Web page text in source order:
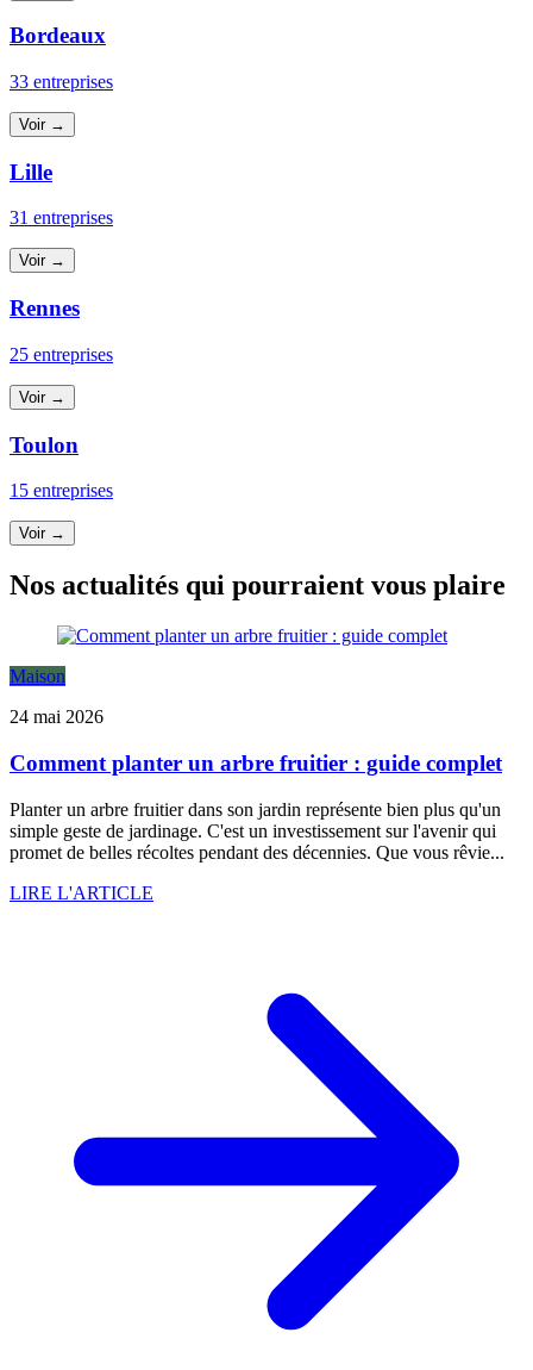
Bordeaux
33 entreprises
Voir →
Lille
31 entreprises
Voir →
Rennes
25 entreprises
Voir →
Toulon
15 entreprises
Voir →
Nos actualités qui pourraient vous plaire
Maison
24 mai 2026
Comment planter un arbre fruitier : guide complet
Planter un arbre fruitier dans son jardin représente bien plus qu'un
simple geste de jardinage. C'est un investissement sur l'avenir qui
promet de belles récoltes pendant des décennies. Que vous rêvie...
LIRE L'ARTICLE